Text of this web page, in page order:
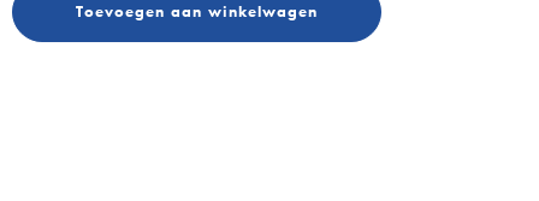
Toevoegen aan winkelwagen